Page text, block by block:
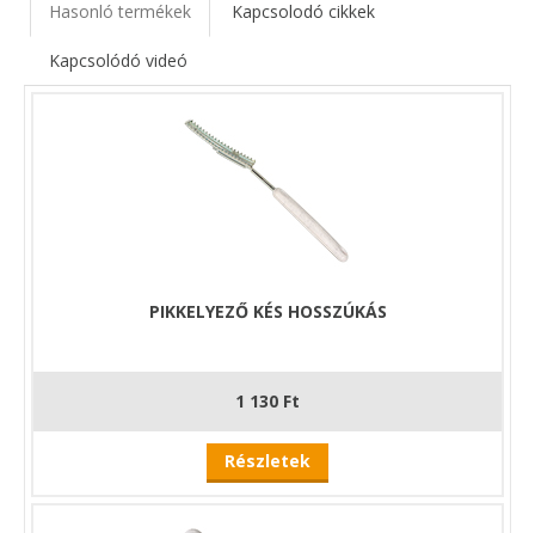
köszönhetően, könnyedén juttathatjuk felszerelésünket a
kiválasztott horgászhelyre.
Hasonló termékek Kapcsolodó cikkek
Kapcsolódó videó
PIKKELYEZŐ KÉS HOSSZÚKÁS
1 130 Ft
Részletek